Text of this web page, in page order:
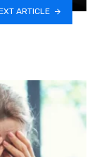
ARTICLE